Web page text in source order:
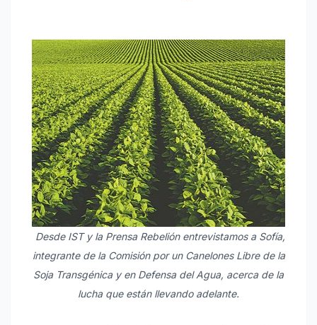
Desde IST y la Prensa Rebelión entrevistamos a Sofía,
integrante de la Comisión por un Canelones Libre de la
Soja Transgénica y en Defensa del Agua, acerca de la
lucha que están llevando adelante.